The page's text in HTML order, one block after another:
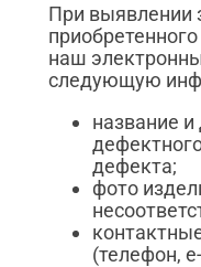
При выявлении
наш
следующую
название и
дефекта;
фото
(телефон,